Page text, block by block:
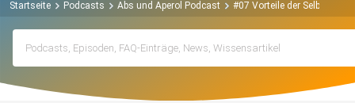
Startseite Podcasts Abs und Aperol Podcast #07 Vorteile der